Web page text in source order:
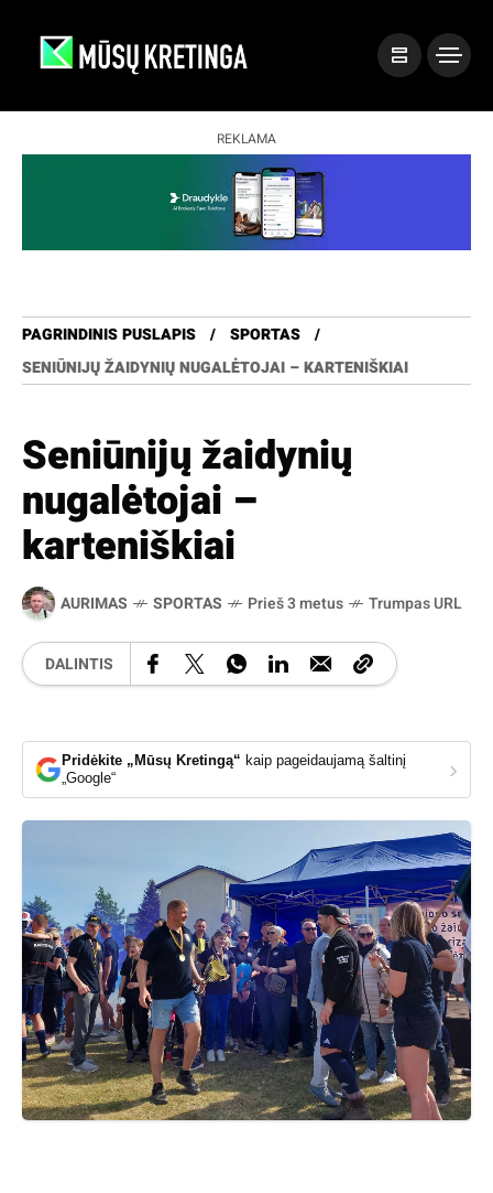
REKLAMA
PAGRINDINIS PUSLAPIS
SPORTAS
SENIŪNIJŲ ŽAIDYNIŲ NUGALĖTOJAI – KARTENIŠKIAI
Seniūnijų žaidynių
nugalėtojai –
karteniškiai
AURIMAS SPORTAS Prieš 3 metus Trumpas URL
DALINTIS
Pridėkite „Mūsų Kretingą“ kaip pageidaujamą šaltinį
„Google“
›